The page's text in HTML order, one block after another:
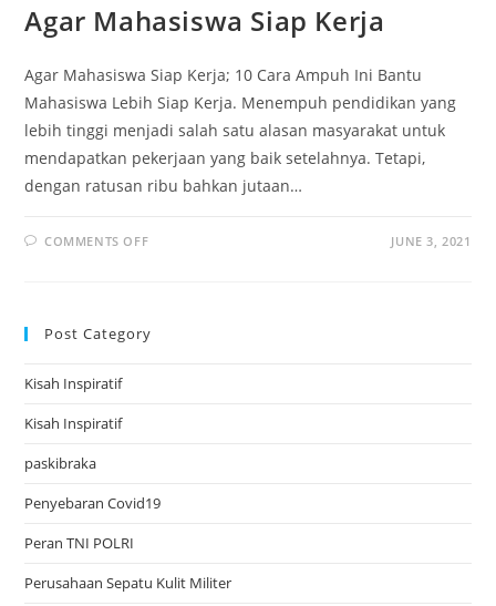
Agar Mahasiswa Siap Kerja
Agar Mahasiswa Siap Kerja; 10 Cara Ampuh Ini Bantu
Mahasiswa Lebih Siap Kerja. Menempuh pendidikan yang
lebih tinggi menjadi salah satu alasan masyarakat untuk
mendapatkan pekerjaan yang baik setelahnya. Tetapi,
dengan ratusan ribu bahkan jutaan…
COMMENTS OFFON JUNE 3, 2021
Post Category
Kisah Inspiratif
Kisah Inspiratif
paskibraka
Penyebaran Covid19
Peran TNI POLRI
Perusahaan Sepatu Kulit Militer